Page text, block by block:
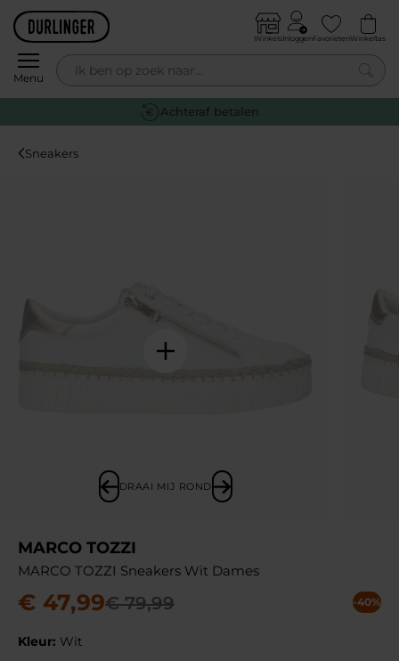
Skip to content
Menu
WinkelsInloggenFavorietenWinkeltas
0
Gratis retourneren
Sneakers
DRAAI MIJ ROND
MARCO TOZZI
MARCO TOZZI Sneakers Wit Dames
€ 47,99€ 79,99 -40%
Kleur: Wit